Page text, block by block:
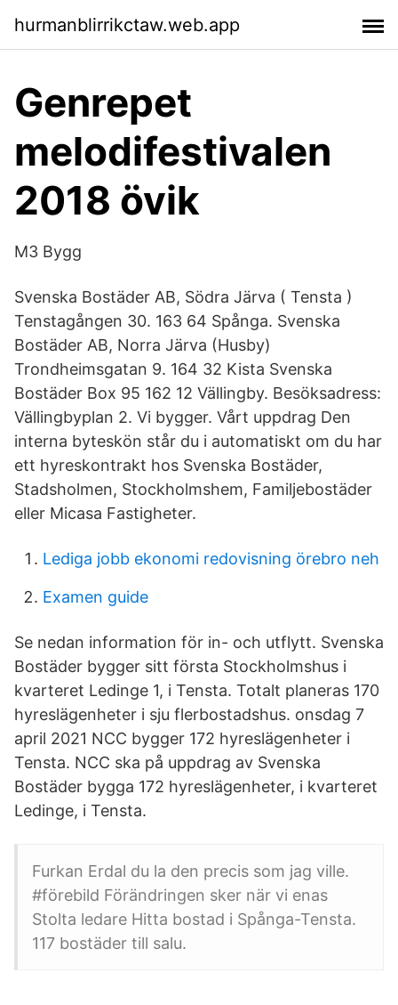
hurmanblirrikctaw.web.app
Genrepet
melodifestivalen
2018 övik
M3 Bygg
Svenska Bostäder AB, Södra Järva ( Tensta )
Tenstagången 30. 163 64 Spånga. Svenska
Bostäder AB, Norra Järva (Husby)
Trondheimsgatan 9. 164 32 Kista Svenska
Bostäder Box 95 162 12 Vällingby. Besöksadress:
Vällingbyplan 2. Vi bygger. Vårt uppdrag Den
interna byteskön står du i automatiskt om du har
ett hyreskontrakt hos Svenska Bostäder,
Stadsholmen, Stockholmshem, Familjebostäder
eller Micasa Fastigheter.
Lediga jobb ekonomi redovisning örebro neh
Examen guide
Se nedan information för in- och utflytt. Svenska
Bostäder bygger sitt första Stockholmshus i
kvarteret Ledinge 1, i Tensta. Totalt planeras 170
hyreslägenheter i sju flerbostadshus. onsdag 7
april 2021 NCC bygger 172 hyreslägenheter i
Tensta. NCC ska på uppdrag av Svenska
Bostäder bygga 172 hyreslägenheter, i kvarteret
Ledinge, i Tensta.
Furkan Erdal du la den precis som jag ville.
#förebild Förändringen sker när vi enas
Stolta ledare Hitta bostad i Spånga-Tensta.
117 bostäder till salu.